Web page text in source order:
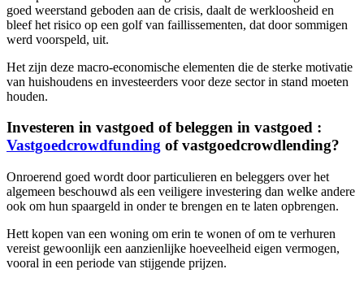
goed weerstand geboden aan de crisis, daalt de werkloosheid en
bleef het risico op een golf van faillissementen, dat door sommigen
werd voorspeld, uit.
Het zijn deze macro-economische elementen die de sterke motivatie
van huishoudens en investeerders voor deze sector in stand moeten
houden.
Investeren in vastgoed of beleggen in vastgoed :
Vastgoedcrowdfunding of vastgoedcrowdlending?
Onroerend goed wordt door particulieren en beleggers over het
algemeen beschouwd als een veiligere investering dan welke andere
ook om hun spaargeld in onder te brengen en te laten opbrengen.
Hett kopen van een woning om erin te wonen of om te verhuren
vereist gewoonlijk een aanzienlijke hoeveelheid eigen vermogen,
vooral in een periode van stijgende prijzen.